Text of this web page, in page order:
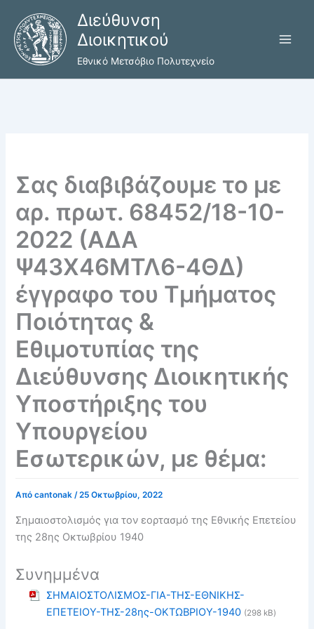
περιεχόμενο
Διεύθυνση
Διοικητικού
Εθνικό Μετσόβιο Πολυτεχνείο
Σας διαβιβάζουμε το με
αρ. πρωτ. 68452/18-10-
2022 (ΑΔΑ
Ψ43Χ46ΜΤΛ6-4ΘΔ)
έγγραφο του Τμήματος
Ποιότητας &
Εθιμοτυπίας της
Διεύθυνσης Διοικητικής
Υποστήριξης του
Υπουργείου
Εσωτερικών, με θέμα:
Απόcantonak/25 Οκτωβρίου, 2022
Σημαιοστολισμός για τον εορτασμό της Εθνικής Επετείου
της 28ης Οκτωβρίου 1940
Συνημμένα
ΣΗΜΑΙΟΣΤΟΛΙΣΜΟΣ-ΓΙΑ-ΤΗΣ-ΕΘΝΙΚΗΣ-
ΕΠΕΤΕΙΟΥ-ΤΗΣ-28ης-ΟΚΤΩΒΡΙΟΥ-1940 (298 kB)